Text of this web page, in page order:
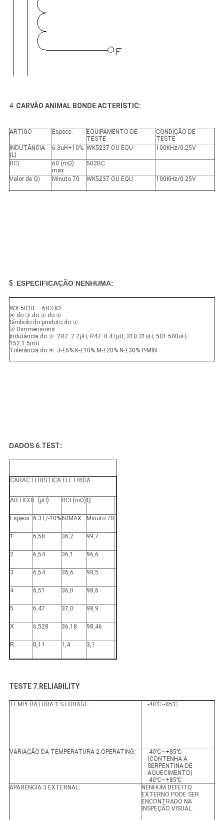
4. CARVÃO ANIMAL BONDE ACTERISTIC:
ARTIGO Especs.
EQUIPAMENTO DE
TESTE
CONDIÇÃO DE
TESTE
INDUTÂNCIA
(L)
6.3uH+10% WK5237 OU EQU 100KHz/0.25V
RCI
60 (mΩ)
max
502BC
Valor de Q) Minuto 70 WK5237 OU EQU 100KHz/0.25V
5. ESPECIFICAÇÃO NENHUMA:
WX 5010 — 6R3 K2
④ do ③ do ② do ①
Símbolo do produto do ①:
② Dimmensions:
Indutância do ③: 2R2: 2.2μH, R47: 0.47μH, 310:31uH, 501:500uH,
152:1.5mH
Tolerância do ④: J-±5% K-±10% M-±20% N-±30% P-MIN
DADOS6.TEST:
CARACTERÍSTICA ELÉTRICA
ARTIGO L (μH) RCI (mΩ) Q
Especs. 6.3+/-10%60MAX Minuto 70
1 6,58 36,2 99,7
2 6,54 36,1 96,6
3 6,54 35,6 98,5
4 6,51 36,0 98,6
5 6,47 37,0 98,9
X 6,528 36,18 98,46
R 0,11 1,4 3,1
TESTE 7.RELIABILITY
TEMPERATURA 1.STORAGE: -40℃~85℃
VARIAÇÃO DA TEMPERATURA 2.OPERATING:
-40℃~+85℃
(CONTENHA A
SERPENTINA DE
AQUECIMENTO)
-40℃~+85℃
APARÊNCIA 3.EXTERNAL:
NENHUM DEFEITO
EXTERNO PODE SER
ENCONTRADO NA
INSPEÇÃO VISUAL.